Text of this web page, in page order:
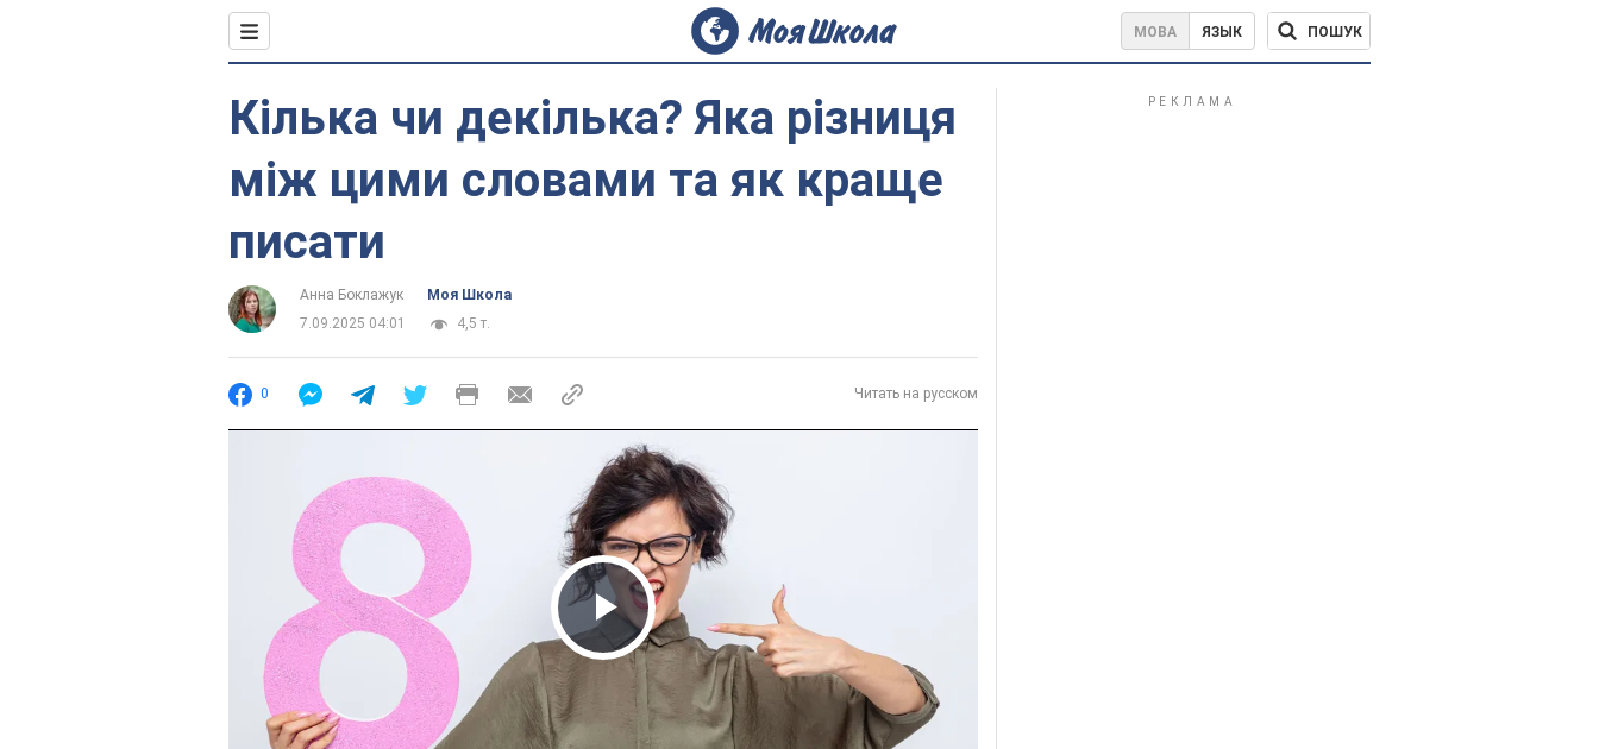
МОВА ЯЗЫК ПОШУК
Кілька чи декілька? Яка різниця
між цими словами та як краще
писати
Анна Боклажук
Моя Школа
7.09.2025 04:01
4,5 т.
0 Читать на русском
Play Video